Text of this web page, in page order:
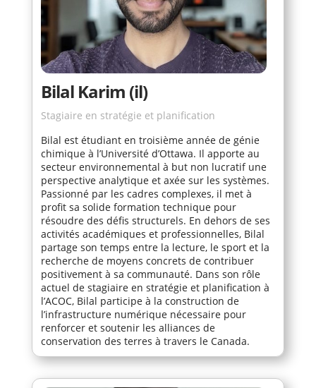
Bilal Karim (il)
Stagiaire en stratégie et planification
Bilal est étudiant en troisième année de génie
chimique à l’Université d’Ottawa. Il apporte au
secteur environnemental à but non lucratif une
perspective analytique et axée sur les systèmes.
Passionné par les cadres complexes, il met à
profit sa solide formation technique pour
résoudre des défis structurels. En dehors de ses
activités académiques et professionnelles, Bilal
partage son temps entre la lecture, le sport et la
recherche de moyens concrets de contribuer
positivement à sa communauté. Dans son rôle
actuel de stagiaire en stratégie et planification à
l’ACOC, Bilal participe à la construction de
l’infrastructure numérique nécessaire pour
renforcer et soutenir les alliances de
conservation des terres à travers le Canada.